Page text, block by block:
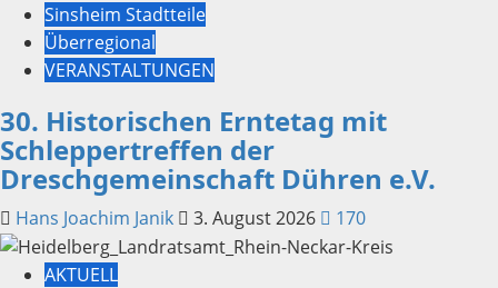
Sinsheim Stadtteile
Überregional
VERANSTALTUNGEN
30. Historischen Erntetag mit
Schleppertreffen der
Dreschgemeinschaft Dühren e.V.
Hans Joachim Janik 3. August 2026 170
AKTUELL